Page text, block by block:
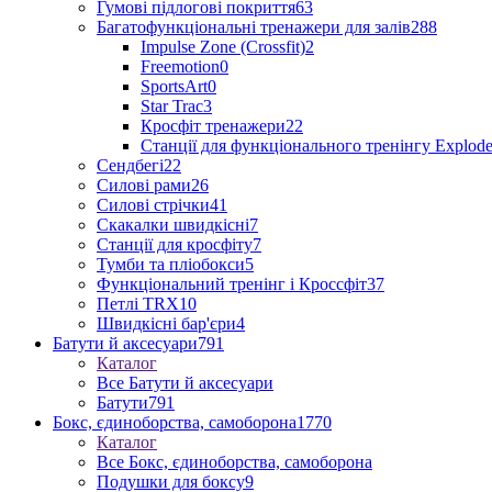
Гумові підлогові покриття63
Багатофункціональні тренажери для залів288
Impulse Zone (Crossfit)2
Freemotion0
SportsArt0
Star Trac3
Кросфіт тренажери22
Станції для функціонального тренінгу Explode
Сендбегі22
Силові рами26
Силові стрічки41
Скакалки швидкісні7
Станції для кросфіту7
Тумби та пліобокси5
Функціональний тренінг і Кроссфіт37
Петлі TRX10
Швидкісні бар'єри4
Батути й аксесуари791
Каталог
Все Батути й аксесуари
Батути791
Бокс, єдиноборства, самоборона1770
Каталог
Все Бокс, єдиноборства, самоборона
Подушки для боксу9